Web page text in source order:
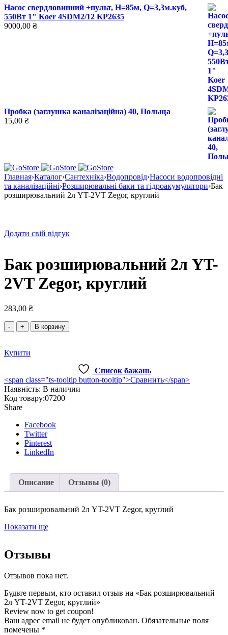
Насос свердловинний +пульт, Н=85м, Q=3,3м.куб,
550Вт 1" Koer 4SDM2/12 KP2635
9000,00 ₴
Пробка (заглушка каналізаційна) 40, Польща
15,00 ₴
Главная›Каталог›Сантехніка›Водопровід›Насоси водопровідні
та каналізаційні›Розширювальні баки та гідроакумулятори›Бак
розширювальний 2л YT-2VT Zegor, круглий
Додати свій відгук
Бак розширювальний 2л YT-
2VT Zegor, круглий
283,00 ₴
Количество
товара
розширювальний
2VT
Zegor,
круглий
В корзину
Купити
Список бажань
<span class="ts-tooltip button-tooltip">Сравнить</span>
Наявність: В наличии
Код товару:07200
Share
Facebook
Twitter
Pinterest
LinkedIn
Описание Отзывы (0)
Бак розширювальний 2л YT-2VT Zegor, круглий
Показати ще
Отзывы
Отзывов пока нет.
Будьте первым, кто оставил отзыв на «Бак розширювальний
2л YT-2VT Zegor, круглий»
Review now to get coupon!
Ваш адрес email не будет опубликован. Обязательные поля
помечены *